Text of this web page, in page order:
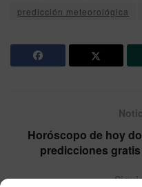
predicción meteorológica
Horóscopo de hoy
predicciones